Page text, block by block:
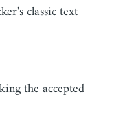
classic text
the accepted